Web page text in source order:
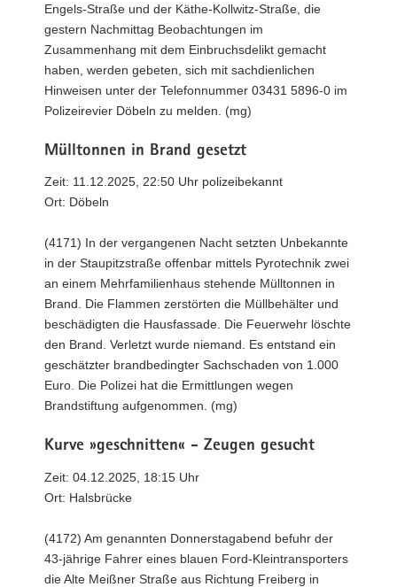
Engels-Straße und der Käthe-Kollwitz-Straße, die
gestern Nachmittag Beobachtungen im
Zusammenhang mit dem Einbruchsdelikt gemacht
haben, werden gebeten, sich mit sachdienlichen
Hinweisen unter der Telefonnummer 03431 5896-0 im
Polizeirevier Döbeln zu melden. (mg)
Mülltonnen in Brand gesetzt
Zeit: 11.12.2025, 22:50 Uhr polizeibekannt
Ort: Döbeln
(4171) In der vergangenen Nacht setzten Unbekannte
in der Staupitzstraße offenbar mittels Pyrotechnik zwei
an einem Mehrfamilienhaus stehende Mülltonnen in
Brand. Die Flammen zerstörten die Müllbehälter und
beschädigten die Hausfassade. Die Feuerwehr löschte
den Brand. Verletzt wurde niemand. Es entstand ein
geschätzter brandbedingter Sachschaden von 1.000
Euro. Die Polizei hat die Ermittlungen wegen
Brandstiftung aufgenommen. (mg)
Kurve »geschnitten« - Zeugen gesucht
Zeit: 04.12.2025, 18:15 Uhr
Ort: Halsbrücke
(4172) Am genannten Donnerstagabend befuhr der
43-jährige Fahrer eines blauen Ford-Kleintransporters
die Alte Meißner Straße aus Richtung Freiberg in